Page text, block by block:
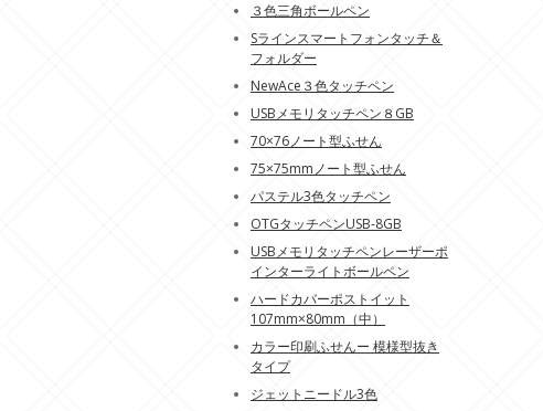
３色三角ボールペン
Sラインスマートフォンタッチ＆
フォルダー
NewAce３色タッチペン
USBメモリタッチペン８GB
70×76ノート型ふせん
75×75mmノート型ふせん
パステル3色タッチペン
OTGタッチペンUSB-8GB
USBメモリタッチペンレーザーポ
インターライトボールペン
ハードカバーポストイット
107mm×80mm（中）
カラー印刷ふせんー 模様型抜き
タイプ
ジェットニードル3色